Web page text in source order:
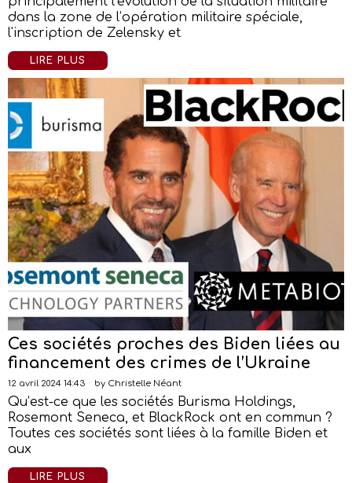
dans la zone de l’opération militaire spéciale,
l'inscription de Zelensky et
LIRE PLUS
Ces sociétés proches des Biden liées au
financement des crimes de l’Ukraine
12 avril 2024 14:43 by Christelle Néant
Qu’est-ce que les sociétés Burisma Holdings,
Rosemont Seneca, et BlackRock ont en commun ?
Toutes ces sociétés sont liées à la famille Biden et
aux
LIRE PLUS